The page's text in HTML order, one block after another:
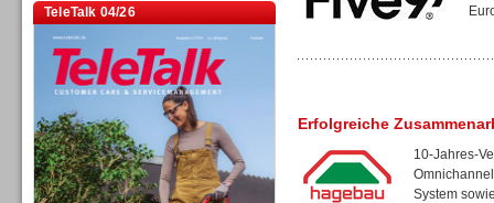
TeleTalk 04/26
Erfolgreiche
10-Jahres-
System